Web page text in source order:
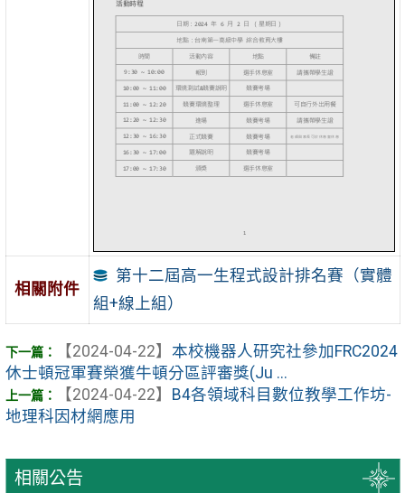
相關公告
相關附件
第十二屆高一生程式設計排名賽（實體
組+線上組）
【2024-04-22】 本校機器人研究社參加FRC2024
休士頓冠軍賽榮獲牛頓分區評審獎(Ju ...
【2024-04-22】 B4各領域科目數位教學工作坊-
地理科因材網應用